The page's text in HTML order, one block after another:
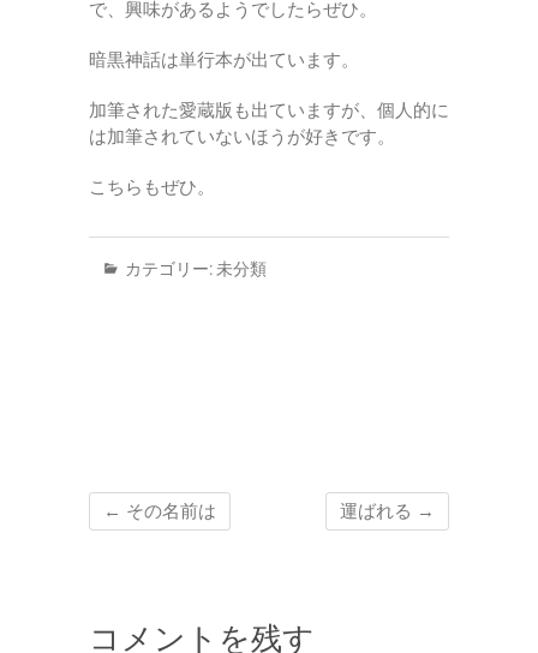
で、興味があるようでしたらぜひ。
暗黒神話は単行本が出ています。
加筆された愛蔵版も出ていますが、個人的に
は加筆されていないほうが好きです。
こちらもぜひ。
カテゴリー: 未分類
← その名前は 運ばれる →
コメントを残す